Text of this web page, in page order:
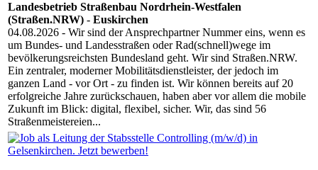
Landesbetrieb Straßenbau Nordrhein-Westfalen
(Straßen.NRW) - Euskirchen
04.08.2026 - Wir sind der Ansprechpartner Nummer eins, wenn es
um Bundes- und Landesstraßen oder Rad(schnell)wege im
bevölkerungsreichsten Bundesland geht. Wir sind Straßen.NRW.
Ein zentraler, moderner Mobilitätsdienstleister, der jedoch im
ganzen Land - vor Ort - zu finden ist. Wir können bereits auf 20
erfolgreiche Jahre zurückschauen, haben aber vor allem die mobile
Zukunft im Blick: digital, flexibel, sicher. Wir, das sind 56
Straßenmeistereien...